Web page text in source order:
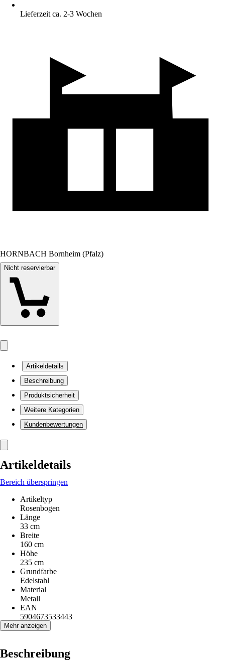
Lieferzeit ca. 2-3 Wochen
HORNBACH Bornheim (Pfalz)
Nicht reservierbar
Artikeldetails
Beschreibung
Produktsicherheit
Weitere Kategorien
Kundenbewertungen
Artikeldetails
Bereich überspringen
Artikeltyp
Rosenbogen
Länge
33 cm
Breite
160 cm
Höhe
235 cm
Grundfarbe
Edelstahl
Material
Metall
EAN
5904673533443
Mehr anzeigen
Beschreibung